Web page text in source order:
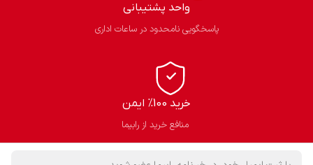
واحد پشتیبانی
پاسخگویی نامحدود در ساعات اداری
خرید 100% ایمن
منافع خرید از رابیما